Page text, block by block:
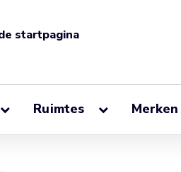
Ruimtes Merken